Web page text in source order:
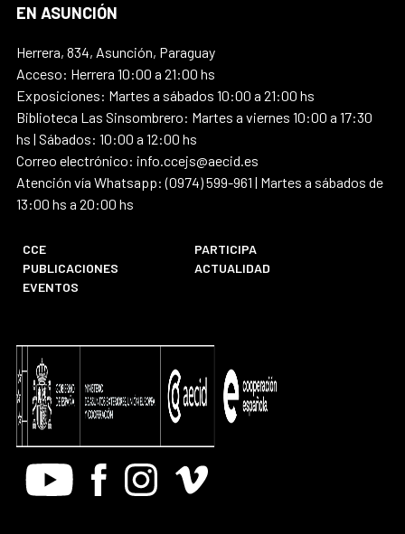
EN ASUNCIÓN
Herrera, 834, Asunción, Paraguay
Acceso: Herrera 10:00 a 21:00 hs
Exposiciones: Martes a sábados 10:00 a 21:00 hs
Biblioteca Las Sinsombrero: Martes a viernes 10:00 a 17:30
hs | Sábados: 10:00 a 12:00 hs
Correo electrónico: info.ccejs@aecid.es
Atención vía Whatsapp: (0974) 599-961 | Martes a sábados de
13:00 hs a 20:00 hs
CCE
PARTICIPA
PUBLICACIONES
ACTUALIDAD
EVENTOS
Youtube FacebookInstagram
Vimeo